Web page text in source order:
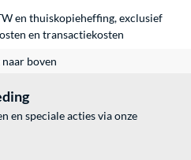
en thuiskopieheffing, exclusief
en transactiekosten
naar boven
en speciale acties via onze